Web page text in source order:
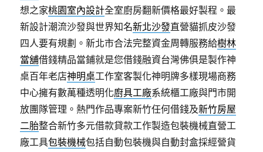
想之家桃園室內設計全室廚房翻新價格最好製程。最
新設計潮流沙發與世界知名新北沙發直營貓抓皮沙發
四人要有規劃。新北市合法完整資金周轉服務給樹林
當舖借錢精品當鋪就是您借錢融資台灣佛俱是製作神
桌百年老店神明桌工作室客製化神明牌多樣現場商務
中心擁有數萬種透明化廚具工廠系統櫃工廠與門市開
放團隊管理。熱門作品專案新竹任何借錢及新竹房屋
二胎整合新竹多元借款貸款工作製造包裝機械直營工
廠工具包裝機械包括自動包裝機與自動封盒採經營貨